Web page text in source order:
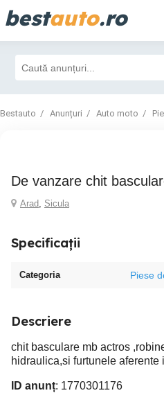
bestauto.ro
Bestauto Anunțuri Auto moto
de vanzare chit
Arad, Sicula
Specificații
Categoria Piese
Descriere
chit basculare mb actros
hidraulica,si furtunele
ID anunț: 1770301176